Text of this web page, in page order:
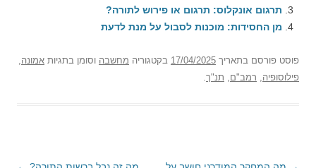
תרגום אונקלוס: תרגום או פירוש לתורה?
מן החסידות: מוכנות לסבול על מנת לדעת
פוסט פורסם בתאריך 17/04/2025 בקטגוריה מחשבה וסומן בתגיות אמונה
פילוסופיה
רמב"ם תנ"ך